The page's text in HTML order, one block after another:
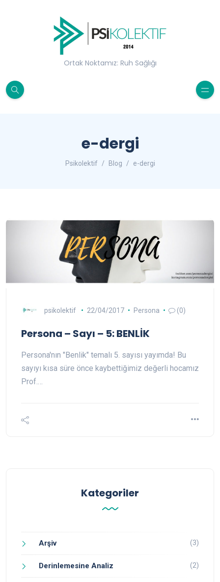
Ortak Noktamız: Ruh Sağlığı
e-dergi
Psikolektif Blog e-dergi
psikolektif 22/04/2017 Persona (0)
Persona – Sayı – 5: BENLİK
Persona'nın "Benlik" temalı 5. sayısı yayımda! Bu
sayıyı kısa süre önce kaybettiğimiz değerli hocamız
Prof.…
Kategoriler
Arşiv (3)
Derinlemesine Analiz (2)